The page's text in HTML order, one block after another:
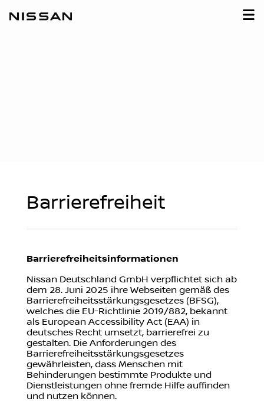
Barrierefreiheit
Barrierefreiheitsinformationen
Nissan Deutschland GmbH verpflichtet sich ab
dem 28. Juni 2025 ihre Webseiten gemäß des
Barrierefreiheitsstärkungsgesetzes (BFSG),
welches die EU-Richtlinie 2019/882, bekannt
als European Accessibility Act (EAA) in
deutsches Recht umsetzt, barrierefrei zu
gestalten. Die Anforderungen des
Barrierefreiheitsstärkungsgesetzes
gewährleisten, dass Menschen mit
Behinderungen bestimmte Produkte und
Dienstleistungen ohne fremde Hilfe auffinden
und nutzen können.